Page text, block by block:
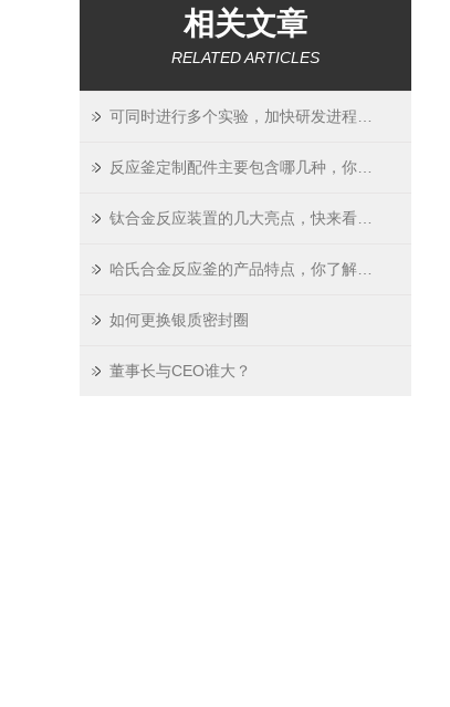
相关文章
RELATED ARTICLES
如何更换银质密封圈
董事长与CEO谁大？